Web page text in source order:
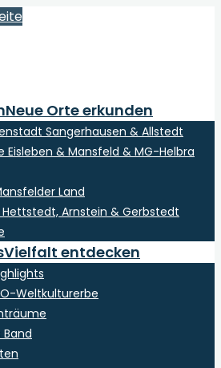
Neue Orte erkunden
Sangerhausen & Allstedt
Eisleben & Mansfeld & MG-Helbra
Land
Arnstein & Gerbstedt
Vielfalt entdecken
Weltkulturerbe
Band